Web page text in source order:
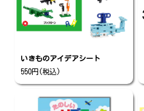
いきものアイデアシート
550円(税込)